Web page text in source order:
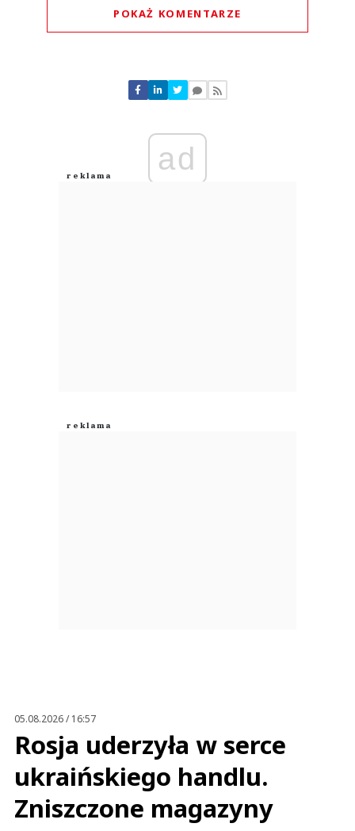
POKAŻ KOMENTARZE
Nie znaleziono komentarzy
Zostaw swoje komentarze
Anuluj
ad
05.08.2026 / 16:57
Rosja uderzyła w serce
ukraińskiego handlu.
Zniszczone magazyny